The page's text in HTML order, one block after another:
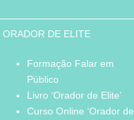
ORADOR DE ELITE
Formação Falar em
Público
Livro ‘Orador de Elite’
Curso Online ‘Orador de